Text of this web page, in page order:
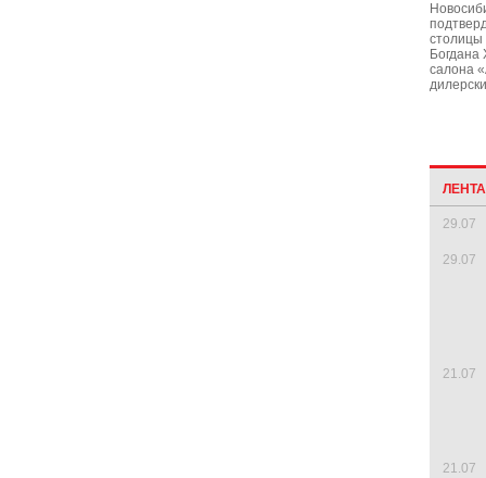
столицы
Богдана
салона
29.07
29.07
21.07
21.07